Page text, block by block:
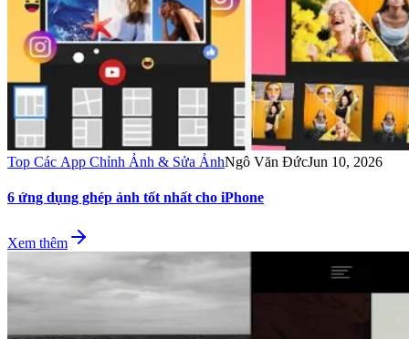
Top Các App Chỉnh Ảnh & Sửa ẢnhNgô Văn ĐứcJun 10, 2026
6 ứng dụng ghép ảnh tốt nhất cho iPhone
Xem thêm